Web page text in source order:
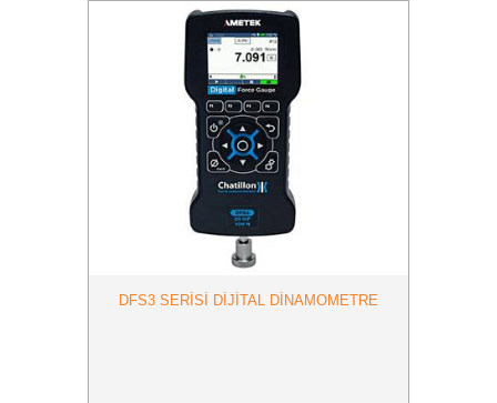
DFS3 SERİSİ DİJİTAL DİNAMOMETRE